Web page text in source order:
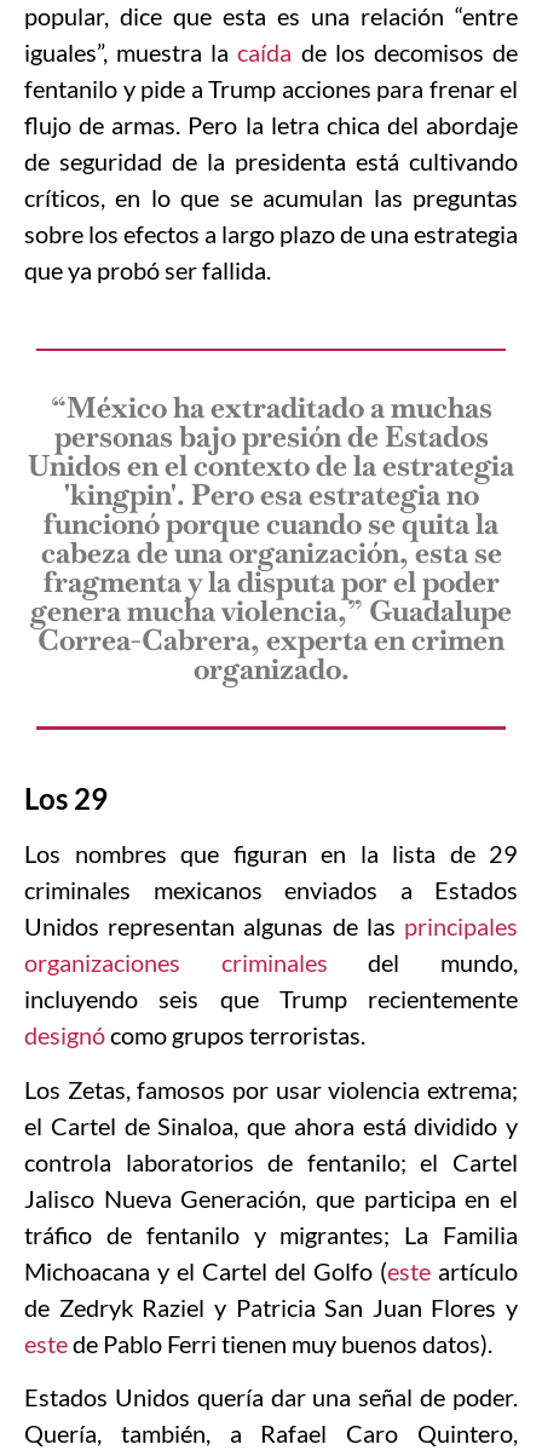
popular, dice que esta es una relación “entre
iguales”, muestra lacaída de los decomisos de
fentanilo y pide a Trump acciones para frenar el
flujo de armas. Pero la letra chica del abordaje
de seguridad de la presidenta está cultivando
críticos, en lo que se acumulan las preguntas
sobre los efectos a largo plazo de una estrategia
que ya probó ser fallida.
“México ha extraditado a muchas
personas bajo presión de Estados
Unidos en el contexto de la estrategia
'kingpin'. Pero esa estrategia no
funcionó porque cuando se quita la
cabeza de una organización, esta se
fragmenta y la disputa por el poder
genera mucha violencia,” Guadalupe
Correa-Cabrera, experta en crimen
organizado.
Los 29
Los nombres que figuran en la lista de 29
criminales mexicanos enviados a Estados
Unidos representan algunas de las principales
organizaciones criminales del mundo,
incluyendo seis que Trump recientemente
designócomo grupos terroristas.
Los Zetas, famosos por usar violencia extrema;
el Cartel de Sinaloa, que ahora está dividido y
controla laboratorios de fentanilo; el Cartel
Jalisco Nueva Generación, que participa en el
tráfico de fentanilo y migrantes; La Familia
Michoacana y el Cartel del Golfo (este artículo
de Zedryk Raziel y Patricia San Juan Flores y
estede Pablo Ferri tienen muy buenos datos).
Estados Unidos quería dar una señal de poder.
Quería, también, a Rafael Caro Quintero,